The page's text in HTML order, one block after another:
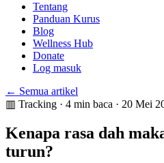
Tentang
Panduan Kurus
Blog
Wellness Hub
Donate
Log masuk
← Semua artikel
▥ Tracking · 4 min baca · 20 Mei
Kenapa rasa dah
turun?